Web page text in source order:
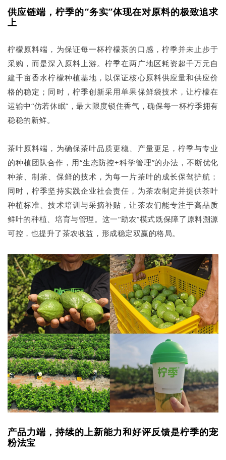
供应链端，柠季的“务实”体现在对原料的极致追求
上
柠檬原料端，为保证每一杯柠檬茶的口感，柠季并未止步于
采购，而是深入原料上游。柠季在两广地区耗资超千万元自
建千亩香水柠檬种植基地，以保证核心原料供应量和供应价
格的稳定；同时，柠季创新采用单果保鲜袋技术，让柠檬在
运输中“仿若休眠”，最大限度锁住香气，确保每一杯柠季拥有
稳稳的新鲜。
茶叶原料端，为确保茶叶品质更稳、产量更足，柠季与专业
的种植团队合作，用“生态防控+科学管理”的办法，不断优化
种茶、制茶、保鲜的技术，为每一片茶叶的成长保驾护航；
同时，柠季坚持实践企业社会责任，为茶农制定并提供茶叶
种植标准、技术培训与采摘补贴，让茶农们能专注于高品质
鲜叶的种植、培育与管理。这一“助农”模式既保障了原料溯源
可控，也提升了茶农收益，形成稳定双赢的格局。
产品力端，持续的上新能力和好评反馈是柠季的宠
粉法宝